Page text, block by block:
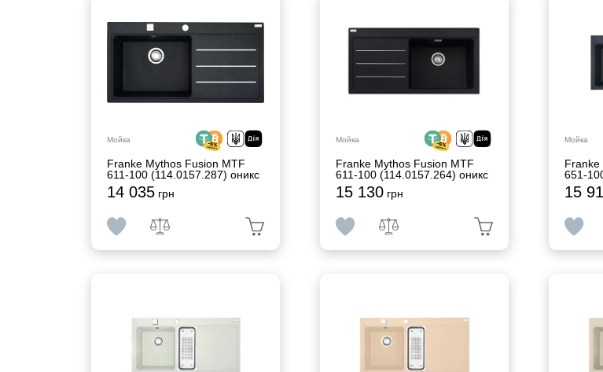
Мойка
Franke Mythos Fusion MTF
611-100 (114.0157.287) оникс
14 035грн
Мойка
Franke Mythos Fusion MTF
611-100 (114.0157.264) оникс
15 130грн
Мойка
Franke
651-
15